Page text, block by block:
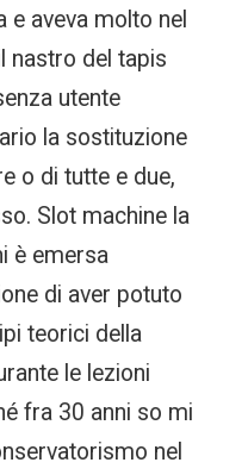
e aveva molto nel
nastro del tapis
utente
la sostituzione
o di tutte e due,
Slot machine la
è emersa
di aver potuto
teorici della
le lezioni
fra 30 anni so mi
nel